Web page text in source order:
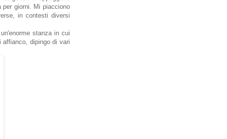
giorni. Mi piacciono
in contesti diversi
stanza in cui
dipingo di vari